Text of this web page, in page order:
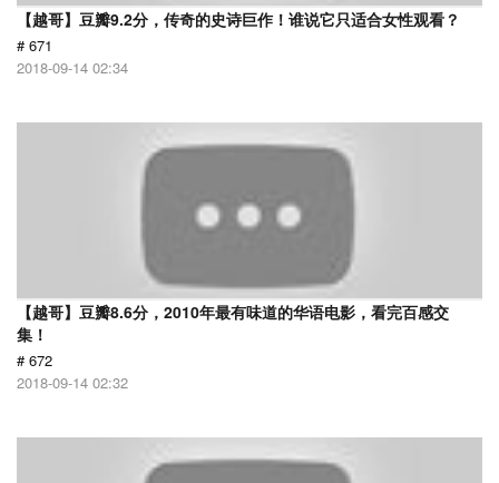
【越哥】豆瓣9.2分，传奇的史诗巨作！谁说它只适合女性观看？
# 671
2018-09-14 02:34
【越哥】豆瓣8.6分，2010年最有味道的华语电影，看完百感交
集！
# 672
2018-09-14 02:32